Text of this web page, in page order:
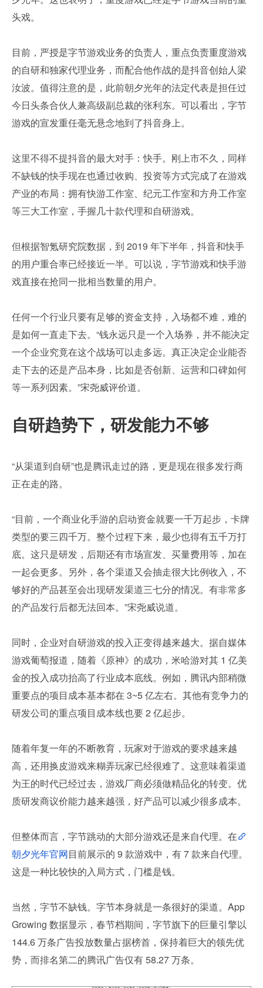
头戏。
目前，严授是字节游戏业务的负责人，重点负责重度游戏
的自研和独家代理业务，而配合他作战的是抖音创始人梁
汝波。值得注意的是，此前朝夕光年的法定代表是担任过
今日头条合伙人兼高级副总裁的张利东。可以看出，字节
游戏的宣发重任毫无悬念地到了抖音身上。
这里不得不提抖音的最大对手：快手。刚上市不久，同样
不缺钱的快手现在也通过收购、投资等方式完成了在游戏
产业的布局：拥有快游工作室、纪元工作室和方舟工作室
等三大工作室，手握几十款代理和自研游戏。
但根据智氪研究院数据，到 2019 年下半年，抖音和快手
的用户重合率已经接近一半。可以说，字节游戏和快手游
戏直接在抢同一批相当数量的用户。
任何一个行业只要有足够的资金支持，入场都不难，难的
是如何一直走下去。“钱永远只是一个入场券，并不能决定
一个企业究竟在这个战场可以走多远。真正决定企业能否
走下去的还是产品本身，比如是否创新、运营和口碑如何
等一系列因素。”宋尧威评价道。
自研趋势下，研发能力不够
“从渠道到自研”也是腾讯走过的路，更是现在很多发行商
正在走的路。
“目前，一个商业化手游的启动资金就要一千万起步，卡牌
类型的要三四千万。整个过程下来，最少也得有五千万打
底。这只是研发，后期还有市场宣发、买量费用等，加在
一起会更多。另外，各个渠道又会抽走很大比例收入，不
够好的产品甚至会出现研发渠道三七分的情况。有非常多
的产品发行后都无法回本。”宋尧威说道。
同时，企业对自研游戏的投入正变得越来越大。据自媒体
游戏葡萄报道，随着《原神》的成功，米哈游对其 1 亿美
金的投入成功抬高了行业成本底线。例如，腾讯内部稍微
重要点的项目成本基本都在 3~5 亿左右。其他有竞争力的
研发公司的重点项目成本线也要 2 亿起步。
随着年复一年的不断教育，玩家对于游戏的要求越来越
高，还用换皮游戏来糊弄玩家已经很难了。这意味着渠道
为王的时代已经过去，游戏厂商必须做精品化的转变。优
质研发商议价能力越来越强，好产品可以减少很多成本。
但整体而言，字节跳动的大部分游戏还是来自代理。在
朝夕光年官网目前展示的 9 款游戏中，有 7 款来自代理。
这是一种比较快的入局方式，门槛是钱。
当然，字节不缺钱。字节本身就是一条很好的渠道。App
Growing 数据显示，春节档期间，字节旗下的巨量引擎以
144.6 万条广告投放数量占据榜首，保持着巨大的领先优
势，而排名第二的腾讯广告仅有 58.27 万条。